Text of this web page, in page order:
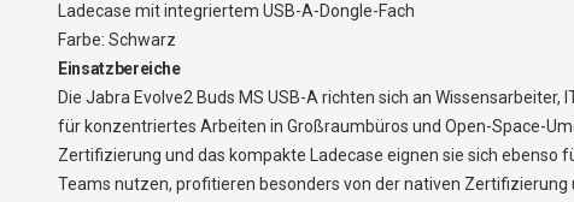
Ladecase mit integriertem USB-A-Dongle-Fach
Farbe: Schwarz
Einsatzbereiche
Die Jabra Evolve2 Buds MS USB-A richten sich an
für konzentriertes Arbeiten in Großraumbüros und Open-Space-
Zertifizierung und das kompakte Ladecase eignen sie sich
Teams nutzen, profitieren besonders von der nativen